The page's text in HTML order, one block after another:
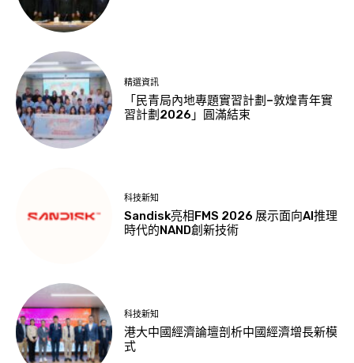
精選資訊
「民青局內地專題實習計劃–敦煌青年實
習計劃2026」圓滿結束
科技新知
Sandisk亮相FMS 2026 展示面向AI推理
時代的NAND創新技術
科技新知
港大中國經濟論壇剖析中國經濟增長新模
式